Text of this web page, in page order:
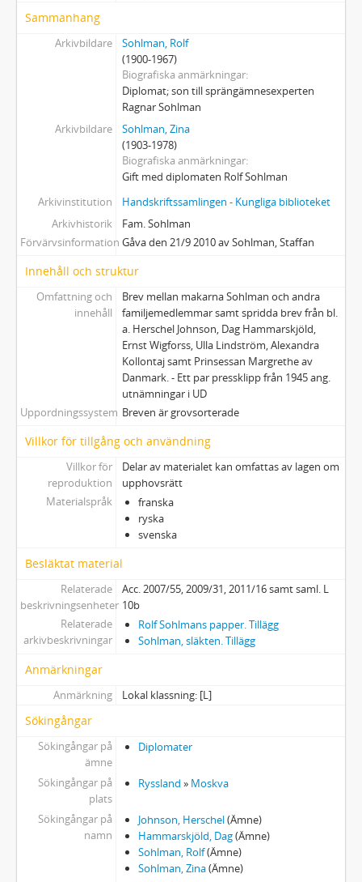
Sammanhang
Arkivbildare
Sohlman, Rolf
(1900-1967)
Biografiska anmärkningar
Diplomat; son till sprängämnesexperten
Ragnar Sohlman
Arkivbildare
Sohlman, Zina
(1903-1978)
Biografiska anmärkningar
Gift med diplomaten Rolf Sohlman
Arkivinstitution
Handskriftssamlingen - Kungliga biblioteket
Arkivhistorik
Fam. Sohlman
Förvärvsinformation Gåva den 21/9 2010 av Sohlman, Staffan
Innehåll och struktur
Omfattning och
innehåll
Brev mellan makarna Sohlman och andra
familjemedlemmar samt spridda brev från bl.
a. Herschel Johnson, Dag Hammarskjöld,
Ernst Wigforss, Ulla Lindström, Alexandra
Kollontaj samt Prinsessan Margrethe av
Danmark. - Ett par pressklipp från 1945 ang.
utnämningar i UD
Uppordningssystem Breven är grovsorterade
Villkor för tillgång och användning
Villkor för
reproduktion
Delar av materialet kan omfattas av lagen om
upphovsrätt
Materialspråk
franska
ryska
svenska
Besläktat material
Relaterade
beskrivningsenheter
Acc. 2007/55, 2009/31, 2011/16 samt saml. L
10b
Relaterade
arkivbeskrivningar
Rolf Sohlmans papper. Tillägg
Sohlman, släkten. Tillägg
Anmärkningar
Anmärkning Lokal klassning: [L]
Sökingångar
Sökingångar på
ämne
Diplomater
Sökingångar på
plats
Ryssland » Moskva
Sökingångar på
namn
Johnson, Herschel(Ämne)
Hammarskjöld, Dag(Ämne)
Sohlman, Rolf(Ämne)
Sohlman, Zina(Ämne)